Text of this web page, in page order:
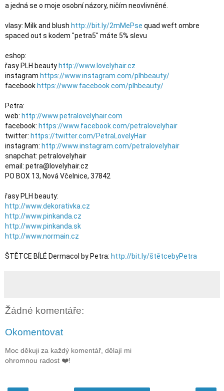
a jedná se o moje osobní názory, ničím neovlivněné.
vlasy: Milk and blush http://bit.ly/2mMePse quad weft ombre
spaced out s kodem "petra5" máte 5% slevu
eshop:
řasy PLH beauty http://www.lovelyhair.cz
instagram https://www.instagram.com/plhbeauty/
facebook https://www.facebook.com/plhbeauty/
Petra:
web: http://www.petralovelyhair.com
facebook: https://www.facebook.com/petralovelyhair
twitter: https://twitter.com/PetraLovelyHair
instagram: http://www.instagram.com/petralovelyhair
snapchat: petralovelyhair
email: petra@lovelyhair.cz
PO BOX 13, Nová Včelnice, 37842
http://www.dekorativka.cz
http://www.pinkanda.cz
http://www.pinkanda.sk
http://www.normain.cz
ŠTĚTCE BÍLÉ Dermacol by Petra: http://bit.ly/štětcebyPetra
Žádné komentáře:
Okomentovat
Moc děkuji za každý komentář, dělají mi
ohromnou radost ❤️!